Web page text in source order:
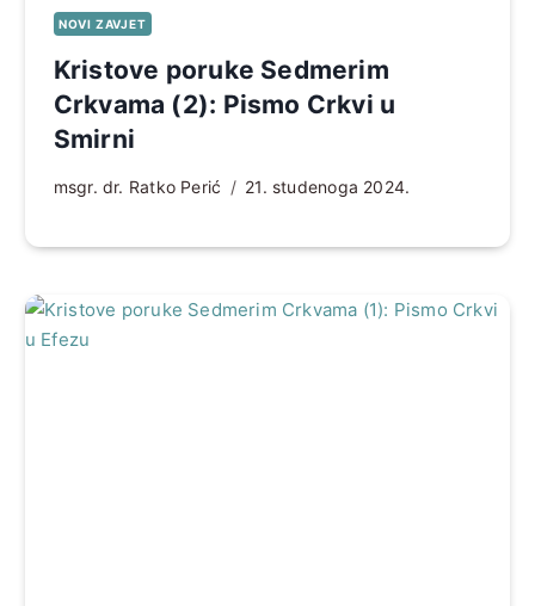
NOVI ZAVJET
Kristove poruke Sedmerim
Crkvama (2): Pismo Crkvi u
Smirni
msgr. dr. Ratko Perić 21. studenoga 2024.